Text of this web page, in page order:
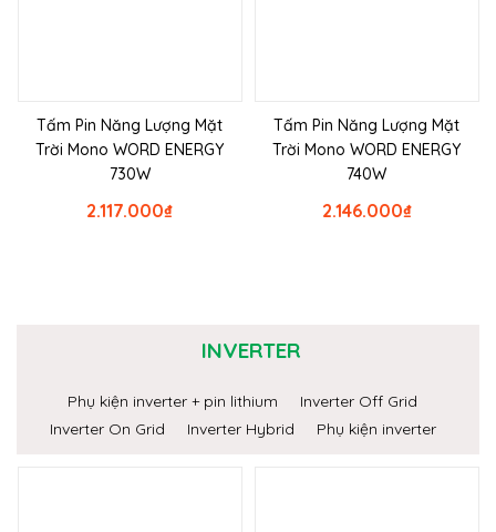
Tấm Pin Năng Lượng Mặt
Trời Mono WORD ENERGY
730W
₫
2.117.000
Tấm Pin Năng Lượng Mặt
Trời Mono WORD ENERGY
740W
₫
2.146.000
INVERTER
Phụ kiện inverter + pin lithium
Inverter Off Grid
Inverter On Grid
Inverter Hybrid Phụ kiện inverter